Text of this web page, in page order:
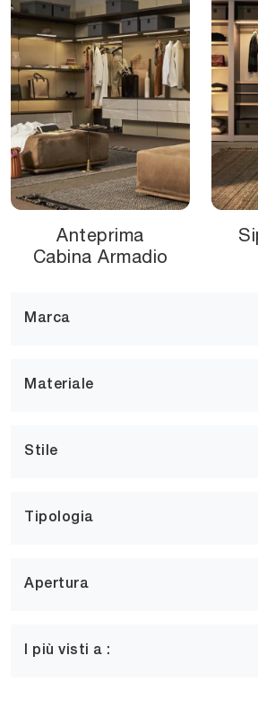
Marca
Materiale
Stile
Tipologia
Apertura
I più visti a :
Anteprima
Cabina Armadio